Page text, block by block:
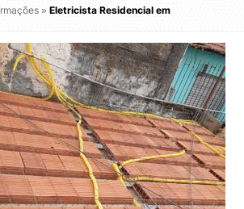
» Eletricista Residencial em